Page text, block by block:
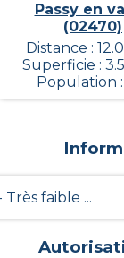
Passy en
(02470)
Distance :
Superficie :
Population :
Très faible ...